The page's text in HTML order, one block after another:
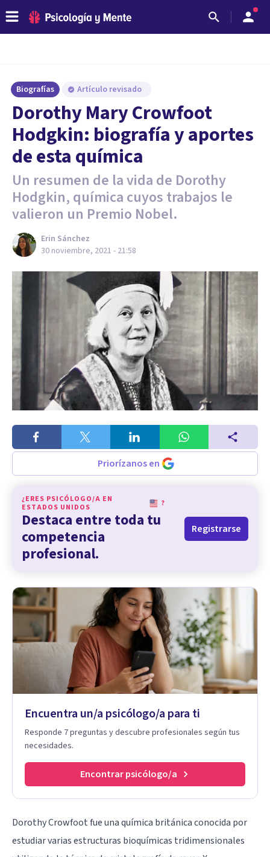
Biografías Artículo revisado
Dorothy Mary Crowfoot
Hodgkin: biografía y aportes
de esta química
Un resumen de la vida de Dorothy
Hodgkin, química cuyos trabajos le
valieron un Premio Nobel.
Erin Sánchez
30 noviembre, 2021 - 21:58
Priorízanos en
¿ERES PSICÓLOGO/A EN
ESTADOS UNIDOS
?
Destaca entre toda tu
competencia
profesional.
Registrarse
Encuentra un/a psicólogo/a para ti
Responde 7 preguntas y descubre profesionales según tus
necesidades.
Encontrar psicólogo/a
Dorothy Crowfoot fue una química británica conocida por
estudiar varias estructuras bioquímicas tridimensionales